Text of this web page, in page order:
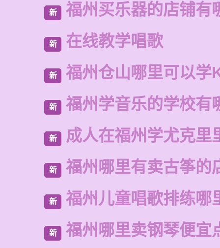
新 福州买乐器的店铺有
新 在线教学唱歌
新 福州仓山哪里可以学
新 福州学音乐的学校有
新 成人在福州学尤克里
新 福州哪里有卖古筝的
新 福州儿童唱歌排练哪
新 福州哪里卖钢琴便宜